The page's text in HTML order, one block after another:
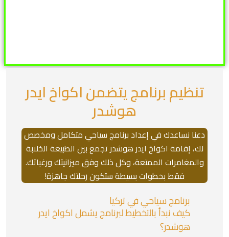
تنظيم برنامج يتضمن اكواخ ايدر
هوشدر
دعنا نساعدك في إعداد برنامج سياحي متكامل ومخصص
لك، إقامة اكواخ ايدر هوشدر تجمع بين الطبيعة الخلابة
والمغامرات الممتعة، وكل ذلك وفق ميزانيتك ورغباتك.
فقط بخطوات بسيطة ستكون رحلتك جاهزة!
برنامج سياحي في تركيا
كيف نبدأ بالتخطيط لبرنامج يشمل اكواخ ايدر
هوشدر؟